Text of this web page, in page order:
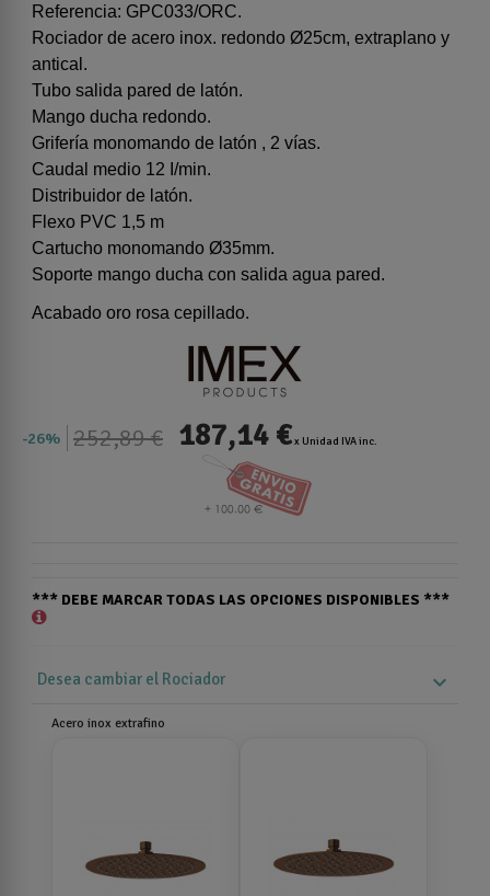
Referencia: GPC033/ORC.
Rociador de acero inox. redondo Ø25cm, extraplano y
antical.
Tubo salida pared de latón.
Mango ducha redondo.
Grifería monomando de latón , 2 vías.
Caudal medio 12 I/min.
Distribuidor de latón.
Flexo PVC 1,5 m
Cartucho monomando Ø35mm.
Soporte mango ducha con salida agua pared.
Acabado oro rosa cepillado.
26% 252,89 € 187,14 €x Unidad IVA inc.
*** DEBE MARCAR TODAS LAS OPCIONES DISPONIBLES ***
Desea cambiar el Rociador expand_more
Acero inox extrafino